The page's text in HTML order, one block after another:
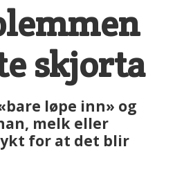
skjorta
løpe inn» og
melk eller
for at det blir